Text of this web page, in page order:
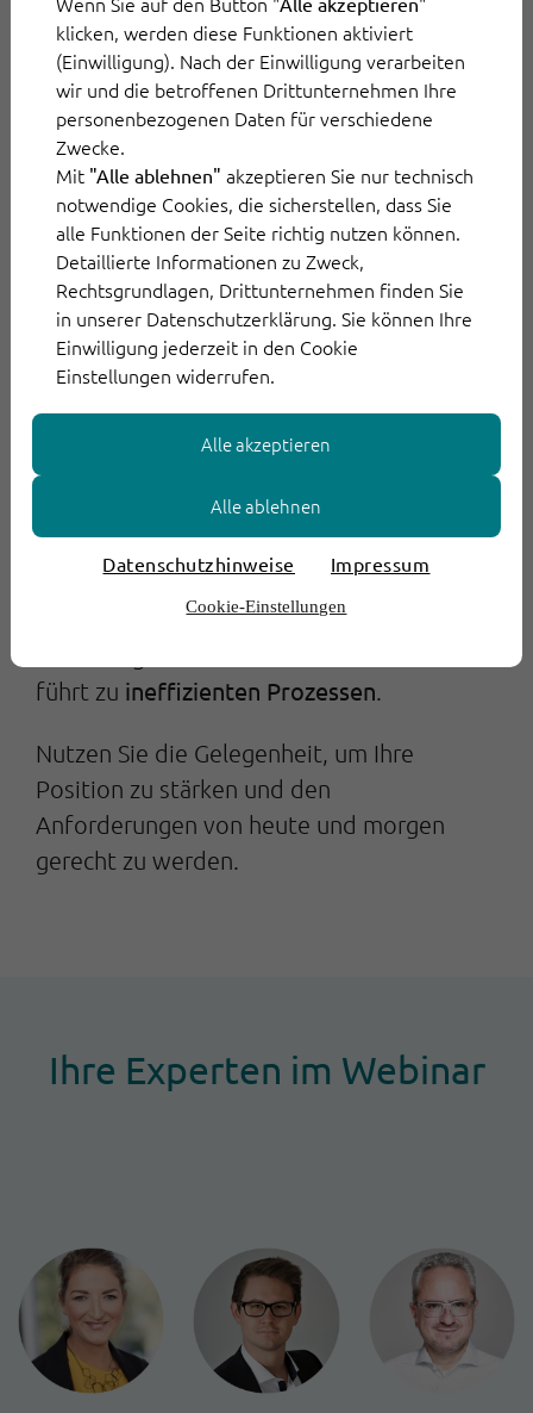
klicken, werden diese Funktionen aktiviert
(Einwilligung). Nach der Einwilligung verarbeiten
wir und die betroffenen Drittunternehmen Ihre
personenbezogenen Daten für verschiedene
Zwecke.
Mit "Alle ablehnen" akzeptieren Sie nur technisch
notwendige Cookies, die sicherstellen, dass Sie
alle Funktionen der Seite richtig nutzen können.
Detaillierte Informationen zu Zweck,
Rechtsgrundlagen, Drittunternehmen finden Sie
in unserer Datenschutzerklärung. Sie können Ihre
Einwilligung jederzeit in den Cookie
Einstellungen widerrufen.
Datenschutzhinweise Impressum
Cookie-Einstellungen
Alle ablehnen
Alle akzeptieren
Die Zunahme dezentraler Energiequellen
und die Einführung von IoT-Geräten wie
Smart Metern haben dieKundenanfragen
bei Verteilnetzbetreibern vervielfacht.
Gleichzeitig steigen dieAnforderungen
seitens der Kunden sowie der
Regulierungsbehörden
rapide an.
Die aktuelle Situation von
Fachkräftemangelund die bisherige
Infrastruktur anstelle direkter
Kundeninteraktion erschwert es, die hohen
führt zu ineffizienten Prozessen.
Nutzen Sie die Gelegenheit, um Ihre
Position zu stärken und den
Anforderungen von heute und morgen
gerecht zu werden.
Ihre Experten im Webinar